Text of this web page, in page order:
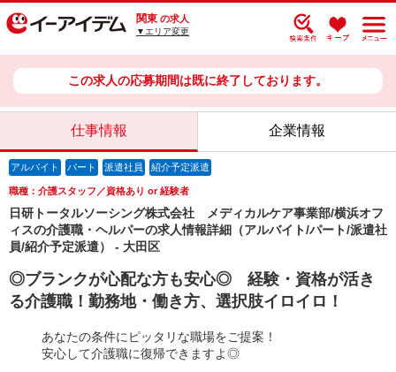
関東 の求人
▼エリア変更
この求人の応募期間は既に終了しております。
仕事情報 企業情報
アルバイト パート 派遣社員 紹介予定派遣
職種：介護スタッフ／資格あり or 経験者
日研トータルソーシング株式会社 メディカルケア事業部/横浜オフ
ィスの介護職・ヘルパーの求人情報詳細（アルバイト/パート/派遣社
員/紹介予定派遣） - 大田区
◎ブランクが心配な方も安心◎ 経験・資格が活き
る介護職！勤務地・働き方、選択肢イロイロ！
あなたの条件にピッタリな職場をご提案！
安心して介護職に復帰できますよ◎